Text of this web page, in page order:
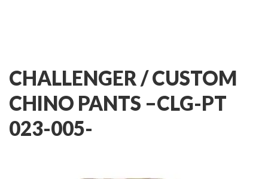
CHALLENGER / CUSTOM
CHINO PANTS –CLG-PT
023-005-